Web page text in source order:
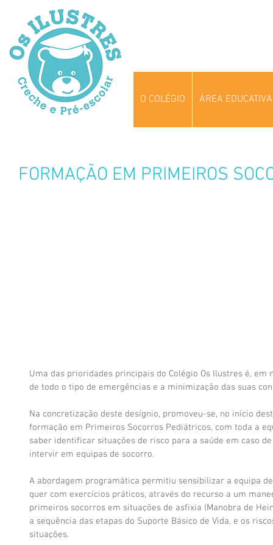
O COLÉGIO ÁREA EDUCATIVA
FORMAÇÃO EM PRIMEIROS
Uma das prioridades principais do Colégio Os Ilustres é,
de todo o tipo de emergências e a minimização das suas
Na concretização deste desígnio, promoveu-se, no início
formação em Primeiros Socorros Pediátricos, com toda a
saber identificar situações de risco para a saúde em caso
intervir em equipas de socorro.
A abordagem programática permitiu sensibilizar a equipa de
quer com exercícios práticos, através do recurso a um
primeiros socorros em situações de asfixia (Manobra de
a sequência das etapas do Suporte Básico de Vida, e os
situações.